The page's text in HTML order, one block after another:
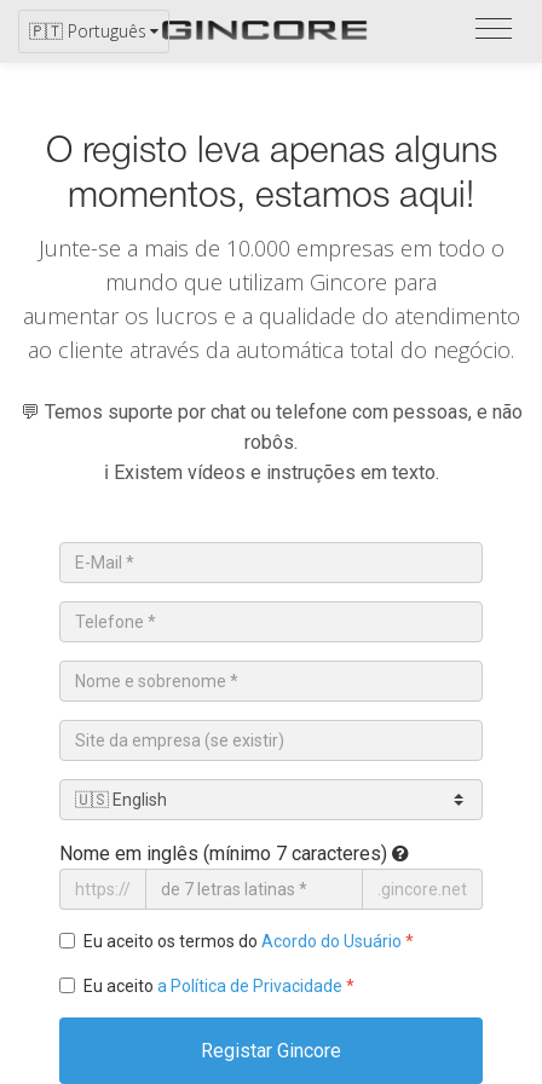
🇵🇹 Português
Ver
O registo leva apenas alguns
momentos, estamos aqui!
Junte-se a mais de 10.000 empresas em todo o
mundo que utilizam Gincore para
aumentar os lucros e a qualidade do atendimento
ao cliente através da automática total do negócio.
💬 Temos suporte por chat ou telefone com pessoas, e não
robôs.
ℹ️ Existem vídeos e instruções em texto.
Nome em inglês (mínimo 7 caracteres)
https:// .gincore.net
Eu aceito os termos do Acordo do Usuário *
Eu aceito a Política de Privacidade *
Registar Gincore